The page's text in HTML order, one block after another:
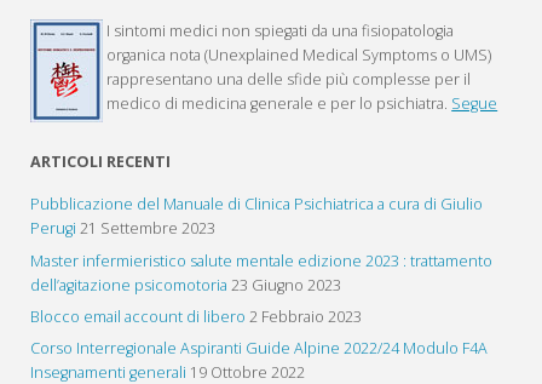
I sintomi medici non spiegati da una fisiopatologia
organica nota (Unexplained Medical Symptoms o UMS)
rappresentano una delle sfide più complesse per il
medico di medicina generale e per lo psichiatra. Segue
ARTICOLI RECENTI
Pubblicazione del Manuale di Clinica Psichiatrica a cura di Giulio
Perugi 21 Settembre 2023
Master infermieristico salute mentale edizione 2023 : trattamento
dell’agitazione psicomotoria 23 Giugno 2023
Blocco email account di libero 2 Febbraio 2023
Corso Interregionale Aspiranti Guide Alpine 2022/24 Modulo F4A
Insegnamenti generali 19 Ottobre 2022